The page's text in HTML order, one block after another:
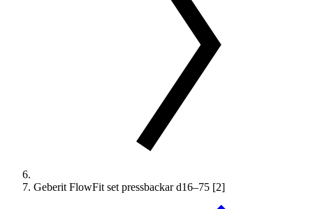
Geberit FlowFit set pressbackar d16–75 [2]